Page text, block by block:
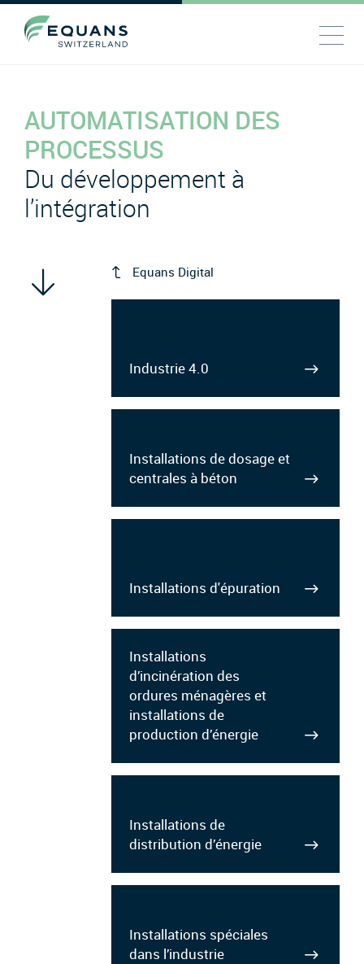
AUTOMATISATION DES
PROCESSUS
Du développement à
l’intégration
Equans Digital
Industrie 4.0
Installations de dosage et
centrales à béton
Installations d'épuration
Installations
d’incinération des
ordures ménagères et
installations de
production d’énergie
Installations de
distribution d’énergie
Installations spéciales
dans l’industrie